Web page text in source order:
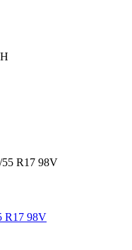
R17 98V